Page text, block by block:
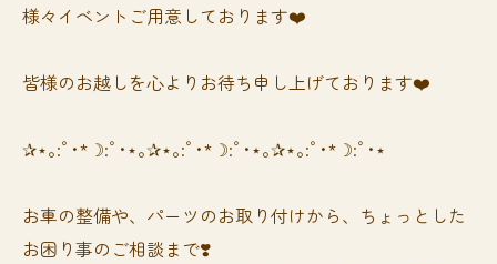
様々イベントご用意しております❤️
皆様のお越しを心よりお待ち申し上げております❤️
✰⋆｡:ﾟ･*☽:ﾟ･⋆｡✰⋆｡:ﾟ･*☽:ﾟ･⋆｡✰⋆｡:ﾟ･*☽:ﾟ･⋆
お車の整備や、パーツのお取り付けから、ちょっとした
お困り事のご相談まで❣️